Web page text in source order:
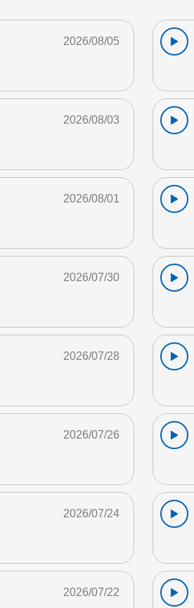
2026/08/05
2026/08/03
2026/08/01
2026/07/30
2026/07/28
2026/07/26
2026/07/24
2026/07/22